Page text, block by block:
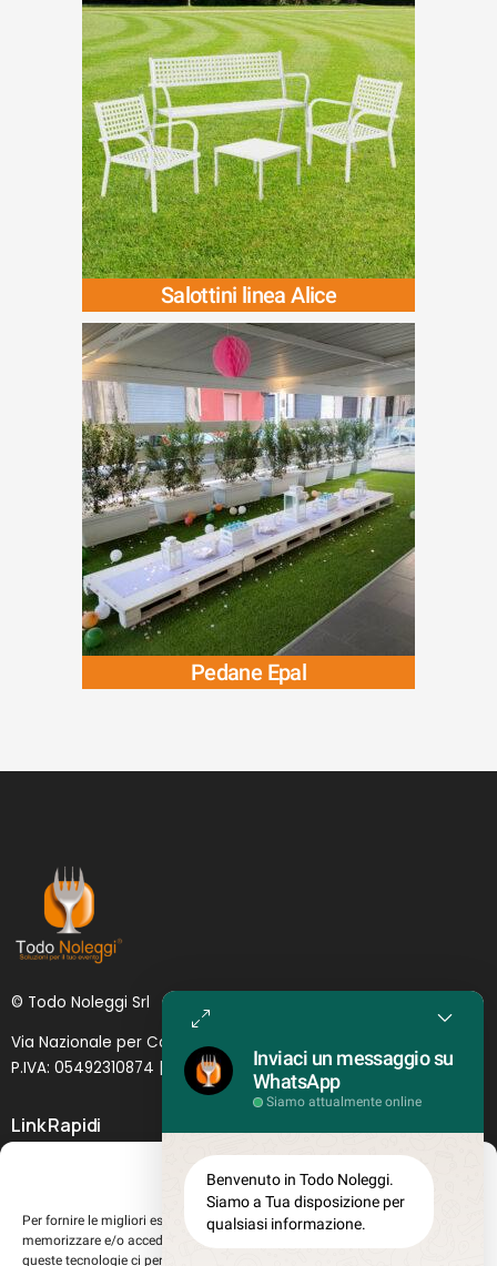
Gestisci Consenso
Per fornire le migliori esperienze, utilizziamo tecnologie come i cookie per
memorizzare e/o accedere alle informazioni del dispositivo. Il consenso a
queste tecnologie ci permetterà di elaborare dati come il comportamento di
Salottini linea Alice
Pedane Epal
© Todo Noleggi Srl
Via Nazionale per Catania, 6 | 95024 - Acireale (CT)
P.IVA: 05492310874 | SDI: MJ1 O YNU (Lettera )
Link Rapidi
Chi siamo
Perché sceglierci
Inviaci un messaggio su
WhatsApp
Siamo attualmente online
Benvenuto in Todo Noleggi.
Siamo a Tua disposizione per
qualsiasi informazione.